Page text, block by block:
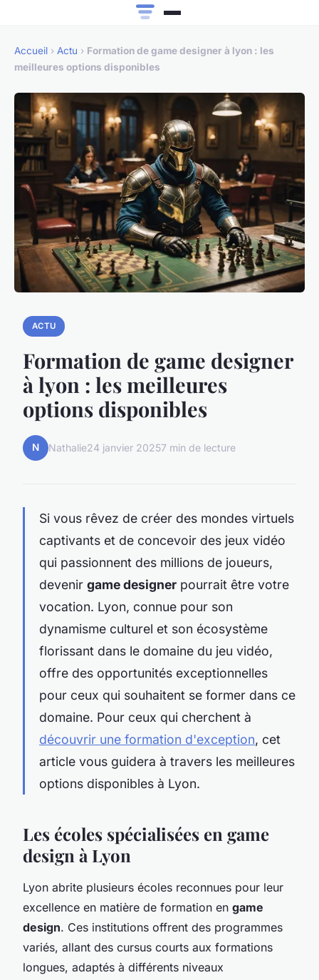
Accueil › Actu › Formation de game designer à lyon : les
meilleures options disponibles
ACTU
Formation de game designer
à lyon : les meilleures
options disponibles
N Nathalie24 janvier 20257 min de lecture
Si vous rêvez de créer des mondes virtuels
captivants et de concevoir des jeux vidéo
qui passionnent des millions de joueurs,
devenir game designer pourrait être votre
vocation. Lyon, connue pour son
dynamisme culturel et son écosystème
florissant dans le domaine du jeu vidéo,
offre des opportunités exceptionnelles
pour ceux qui souhaitent se former dans ce
domaine. Pour ceux qui cherchent à
découvrir une formation d'exception, cet
article vous guidera à travers les meilleures
options disponibles à Lyon.
Les écoles spécialisées en game
design à Lyon
Lyon abrite plusieurs écoles reconnues pour leur
excellence en matière de formation en game
design. Ces institutions offrent des programmes
variés, allant des cursus courts aux formations
longues, adaptés à différents niveaux